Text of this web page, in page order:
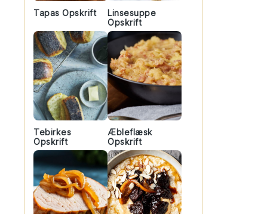
Tapas Opskrift
Linsesuppe
Opskrift
Tebirkes
Opskrift
Æbleflæsk
Opskrift